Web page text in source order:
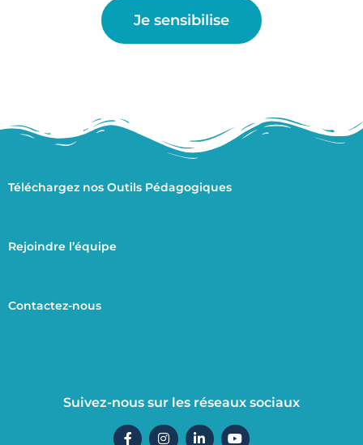
Je sensibilise
Téléchargez nos Outils Pédagogiques
Rejoindre l’équipe
Contactez-nous
Suivez-nous sur les réseaux sociaux
F
I
L
Y